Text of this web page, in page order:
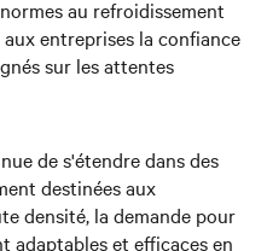
au refroidissement
entreprises la confiance
sur les attentes
de s'étendre dans des
destinées aux
densité, la demande pour
adaptables et efficaces en